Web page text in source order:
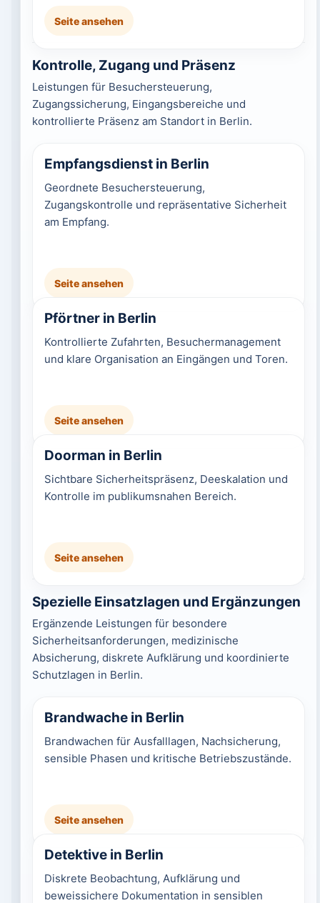
Seite ansehen
Kontrolle, Zugang und Präsenz
Leistungen für Besuchersteuerung,
Zugangssicherung, Eingangsbereiche und
kontrollierte Präsenz am Standort in Berlin.
Empfangsdienst in Berlin
Geordnete Besuchersteuerung,
Zugangskontrolle und repräsentative Sicherheit
am Empfang.
Seite ansehen
Pförtner in Berlin
Kontrollierte Zufahrten, Besuchermanagement
und klare Organisation an Eingängen und Toren.
Seite ansehen
Doorman in Berlin
Sichtbare Sicherheitspräsenz, Deeskalation und
Kontrolle im publikumsnahen Bereich.
Seite ansehen
Spezielle Einsatzlagen und Ergänzungen
Ergänzende Leistungen für besondere
Sicherheitsanforderungen, medizinische
Absicherung, diskrete Aufklärung und koordinierte
Schutzlagen in Berlin.
Brandwache in Berlin
Brandwachen für Ausfalllagen, Nachsicherung,
sensible Phasen und kritische Betriebszustände.
Seite ansehen
Detektive in Berlin
Diskrete Beobachtung, Aufklärung und
beweissichere Dokumentation in sensiblen